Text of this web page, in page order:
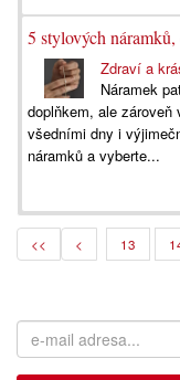
5 stylových
Zdraví a
Náramek
doplňkem, ale
všedními dny i
náramků a vyberte...
<< < 13